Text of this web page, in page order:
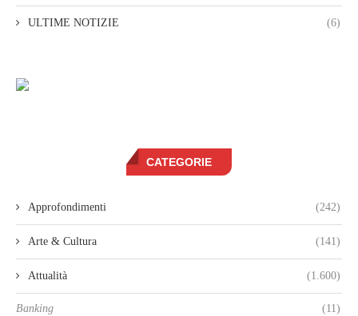
ULTIME NOTIZIE (6)
CATEGORIE
Approfondimenti (242)
Arte & Cultura (141)
Attualità (1.600)
Banking (11)